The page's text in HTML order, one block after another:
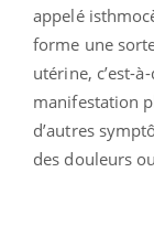
appelé
forme une
utérine, c’est-
manifestation
d’autres
des douleurs